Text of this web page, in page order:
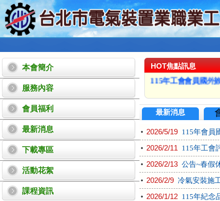
本會簡介
服務內容
會員福利
最新消息
下載專區
活動花絮
課程資訊
HOT焦點訊息
工會春假115年02月
115年工會會員國外
最新消息
2026/5/19 115年會員
2026/2/11 115年工會
2026/2/13 公告~春假
2026/2/9 冷氣安裝施
2026/1/12 115年紀念